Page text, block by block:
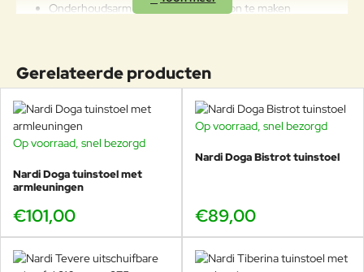
Onderhoudsarm en eenvoudig schoon te maken
Wilt u Piave in het echt zien? Bij Veurst staan
meerdere afmetingen in de showroom, zodat u
direct kunt vergelijken welke maat het beste past.
Twijfelt u tussen verschillende maten? Bekijk dan ook de grotere
modellen: de ruime
Nardi Piave 160 x 90 cmvoor royale diners of
Gerelateerde producten
Op voorraad, snel bezorgd
Nardi Doga tuinstoel met
armleuningen
€101,00
Op voorraad, snel bezorgd
Nardi Doga Bistrot tuinstoel
€89,00